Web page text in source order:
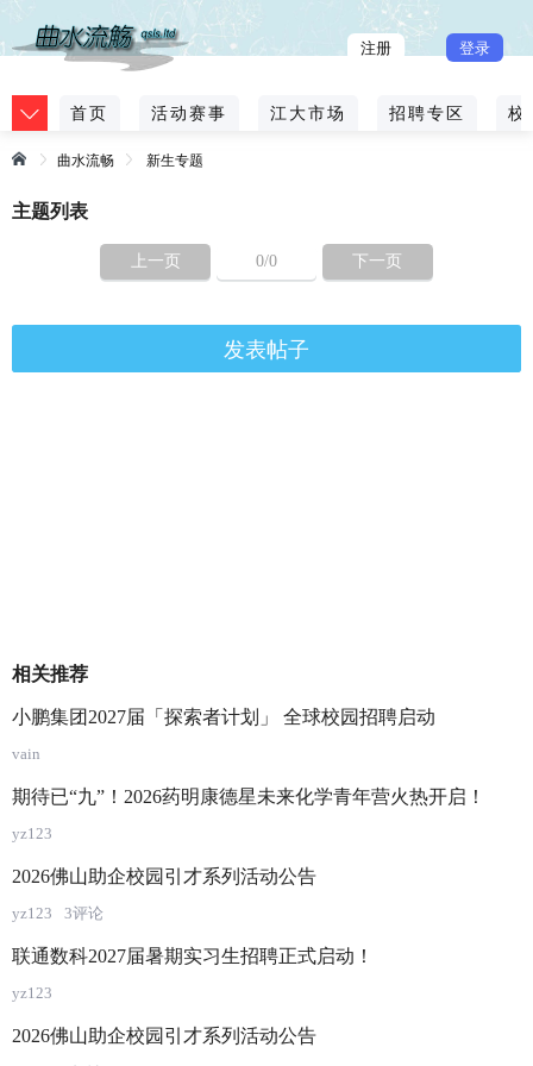
注册 登录
首页 活动赛事 江大市场 招聘专区 校
曲水流畅 新生专题
主题列表
上一页 0/0 下一页
发表帖子
相关推荐
小鹏集团2027届「探索者计划」 全球校园招聘启动
vain
期待已“九”！2026药明康德星未来化学青年营火热开启！
yz123
2026佛山助企校园引才系列活动公告
yz123 3评论
联通数科2027届暑期实习生招聘正式启动！
yz123
2026佛山助企校园引才系列活动公告